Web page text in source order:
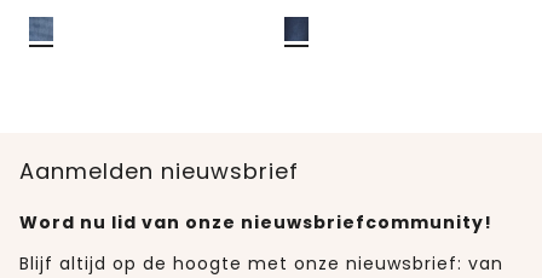
Aanmelden nieuwsbrief
Word nu lid van onze nieuwsbriefcommunity!
Blijf altijd op de hoogte met onze nieuwsbrief: van